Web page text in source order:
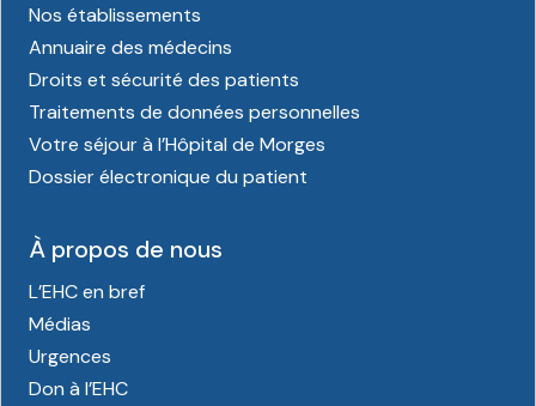
Nos établissements
Annuaire des médecins
Droits et sécurité des patients
Traitements de données personnelles
Votre séjour à l’Hôpital de Morges
Dossier électronique du patient
À propos de nous
L’EHC en bref
Médias
Urgences
Don à l’EHC